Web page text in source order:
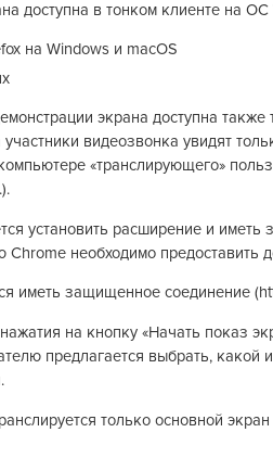
доступна в тонком клиенте на
на Windows и macOS
экрана доступна
видеозвонка увидят
«транслирующего»
установить расширение и
необходимо предоставить
иметь защищенное соединение
на кнопку «Начать показ
предлагается выбрать, какой
только основной